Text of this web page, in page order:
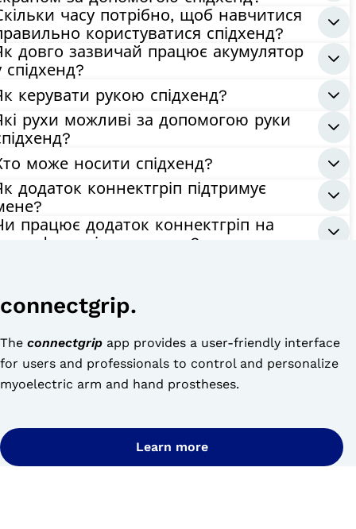
часу потрібно, щоб навчитися
користуватися спідхенд?
довго зазвичай працює акумулятор
спідхенд?
керувати рукою спідхенд?
рухи можливі за допомогою руки
може носити спідхенд?
додаток коннектгріп підтримує
працює додаток коннектгріп на
і планшетах?
connectgrip.
The connectgrip app provides a user-friendly interface
for users and professionals to control and personalize
myoelectric arm and hand prostheses.
Learn more